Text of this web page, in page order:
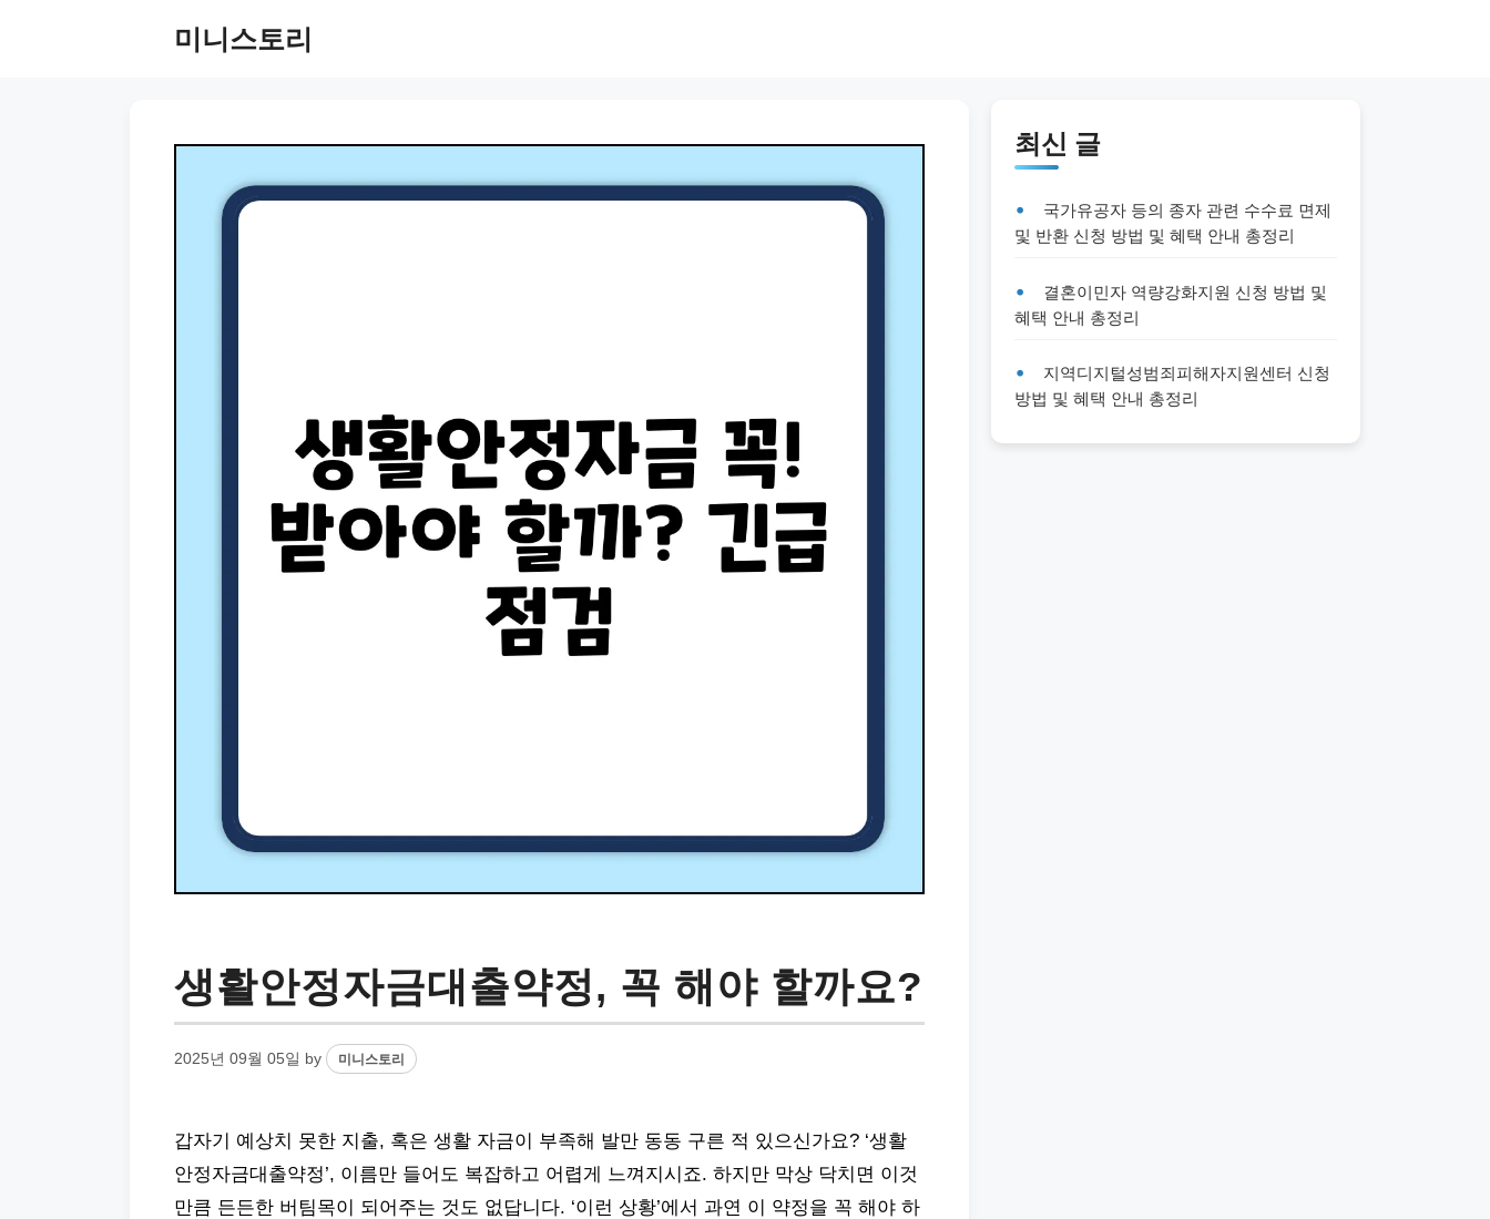
미니스토리
생활안정자금대출약정, 꼭 해야 할까요?
2025년 09월 05일 by 미니스토리
갑자기 예상치 못한 지출, 혹은 생활 자금이 부족해 발만 동동 구른 적 있으신가요? ‘생활
안정자금대출약정’, 이름만 들어도 복잡하고 어렵게 느껴지시죠. 하지만 막상 닥치면 이것
만큼 든든한 버팀목이 되어주는 것도 없답니다. ‘이런 상황’에서 과연 이 약정을 꼭 해야 하
최신 글
국가유공자 등의 종자 관련 수수료 면제
및 반환 신청 방법 및 혜택 안내 총정리
결혼이민자 역량강화지원 신청 방법 및
혜택 안내 총정리
지역디지털성범죄피해자지원센터 신청
방법 및 혜택 안내 총정리